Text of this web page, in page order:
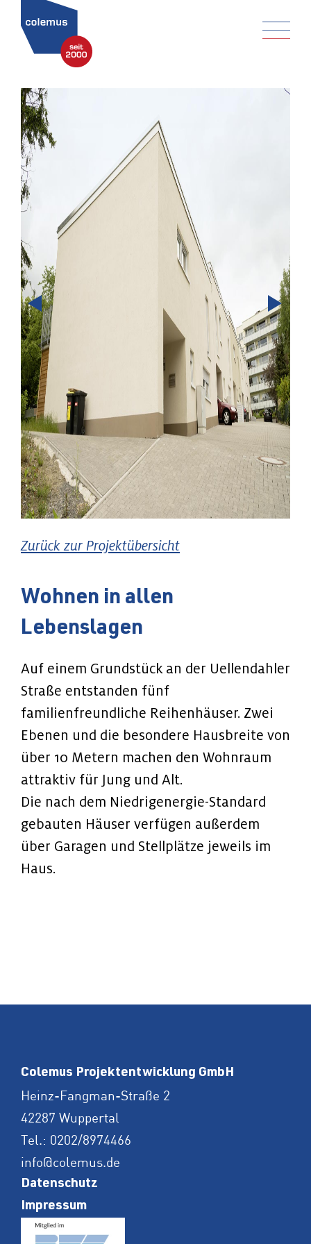
Prev Next
Zurück zur Projektübersicht
Wohnen in allen
Lebenslagen
Auf einem Grundstück an der Uellendahler
Straße entstanden fünf
familienfreundliche Reihenhäuser. Zwei
Ebenen und die besondere Hausbreite von
über 10 Metern machen den Wohnraum
attraktiv für Jung und Alt.
Die nach dem Niedrigenergie-Standard
gebauten Häuser verfügen außerdem
über Garagen und Stellplätze jeweils im
Haus.
Colemus Projektentwicklung GmbH
Heinz-Fangman-Straße 2
42287 Wuppertal
Tel.: 0202/8974466
info@colemus.de
Datenschutz
Impressum